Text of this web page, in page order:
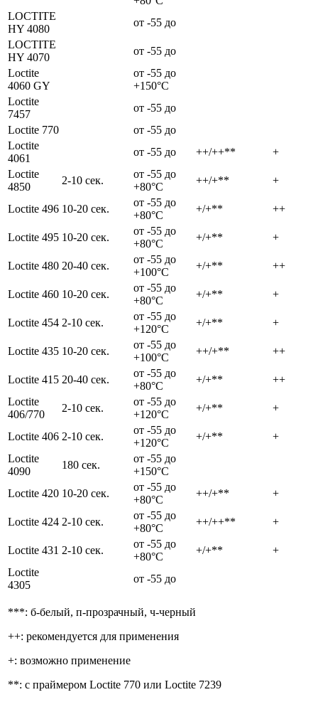
LOCTITE
HY 4080
от -55 до
LOCTITE
HY 4070
от -55 до
Loctite
4060 GY
от -55 до
+150°C
Loctite
7457
от -55 до
Loctite 770
от -55 до
Loctite
4061
от -55 до ++/++**
+
Loctite
4850
2-10 сек.
от -55 до
+80°C
++/+** +
Loctite 496 10-20 сек.
от -55 до
+80°C
+/+** ++
Loctite 495 10-20 сек.
от -55 до
+80°C
+/+** +
Loctite 480 20-40 сек.
от -55 до
+100°C
+/+** ++
Loctite 460 10-20 сек.
от -55 до
+80°C
+/+** +
Loctite 454 2-10 сек.
от -55 до
+120°C
+/+** +
Loctite 435 10-20 сек.
от -55 до
+100°C
++/+** ++
Loctite 415 20-40 сек.
от -55 до
+80°C
+/+**
++
Loctite
406/770
2-10 сек.
от -55 до
+120°C
+/+** +
Loctite 406 2-10 сек.
от -55 до
+120°C
+/+**
+
Loctite
4090
180 сек.
от -55 до
+150°C
Loctite 420 10-20 сек.
от -55 до
+80°C
++/+** +
Loctite 424 2-10 сек.
от -55 до
+80°C
++/++** +
Loctite 431 2-10 сек.
от -55 до
+80°C
+/+**
+
Loctite
4305
от -55 до
***: б-белый, п-прозрачный, ч-черный
++: рекомендуется для применения
+: возможно применение
**: с праймером Loctite 770 или Loctite 7239